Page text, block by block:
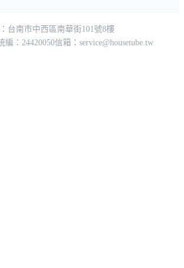
台南市中西區南華街101號8樓
編：24420050信箱： service@housetube.tw